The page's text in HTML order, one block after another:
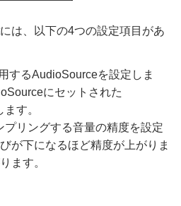
は、以下の4つの設定項目があ
するAudioSourceを設定しま
にセットされた
す。
リングする音量の精度を設定
が下になるほど精度が上がりま
ます。